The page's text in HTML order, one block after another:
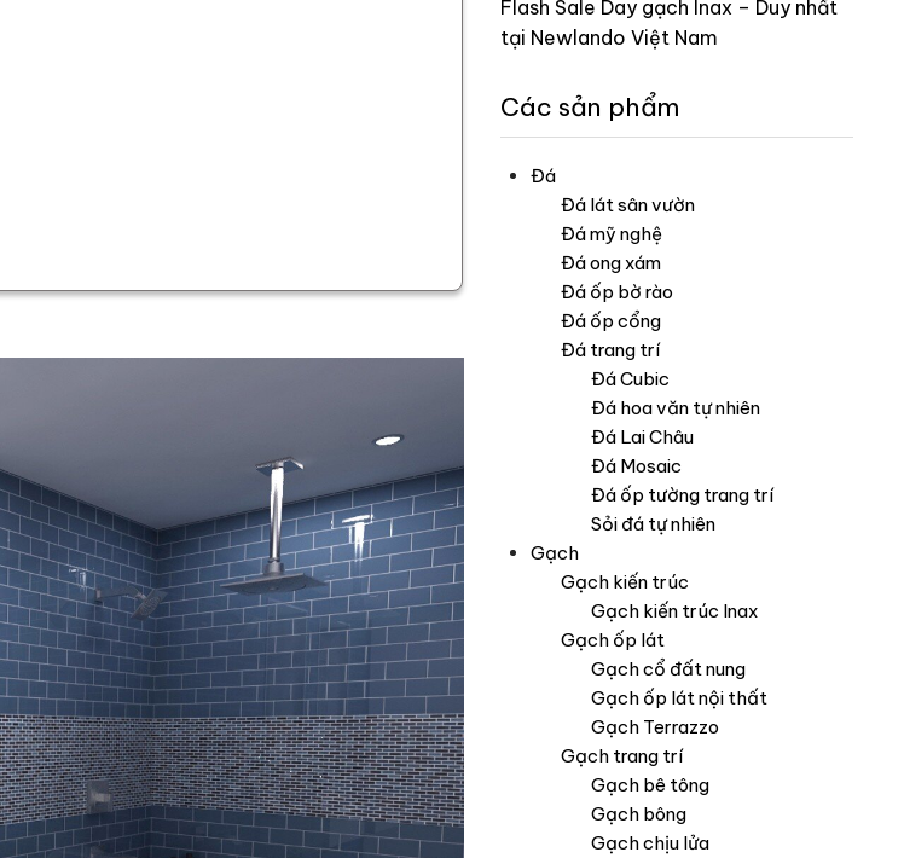
Flash Sale Day gạch Inax – Duy nhất
tại Newlando Việt Nam
Các sản phẩm
Đá
Đá lát sân vườn
Đá mỹ nghệ
Đá ong xám
Đá ốp bờ rào
Đá ốp cổng
Đá trang trí
Đá Cubic
Đá hoa văn tự nhiên
Đá Lai Châu
Đá Mosaic
Đá ốp tường trang trí
Sỏi đá tự nhiên
Gạch
Gạch kiến trúc
Gạch kiến trúc Inax
Gạch ốp lát
Gạch cổ đất nung
Gạch ốp lát nội thất
Gạch Terrazzo
Gạch trang trí
Gạch bê tông
Gạch bông
Gạch chịu lửa